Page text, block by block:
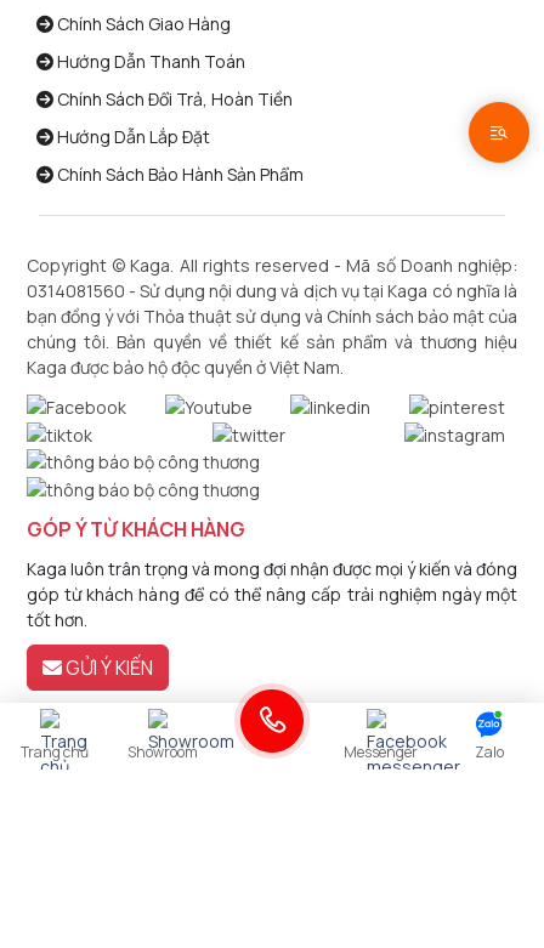
Chính Sách Giao Hàng
Hướng Dẫn Thanh Toán
Chính Sách Đổi Trả, Hoàn Tiền
Hướng Dẫn Lắp Đặt
Chính Sách Bảo Hành Sản Phẩm
Copyright ©Kaga. All rights reserved - Mã số Doanh nghiệp:
0314081560 - Sử dụng nội dung và dịch vụ tại Kaga có nghĩa là
bạn đồng ý với Thỏa thuật sử dụng và Chính sách bảo mật của
chúng tôi. Bản quyền về thiết kế sản phẩm và thương hiệu
Kaga được bảo hộ độc quyền ở Việt Nam.
GÓP Ý TỪ KHÁCH HÀNG
Kaga luôn trân trọng và mong đợi nhận được mọi ý kiến và đóng
góp từ khách hàng để có thể nâng cấp trải nghiệm ngày một
tốt hơn.
GỬI Ý KIẾN
Trang chủ Showroom Messenger Zalo